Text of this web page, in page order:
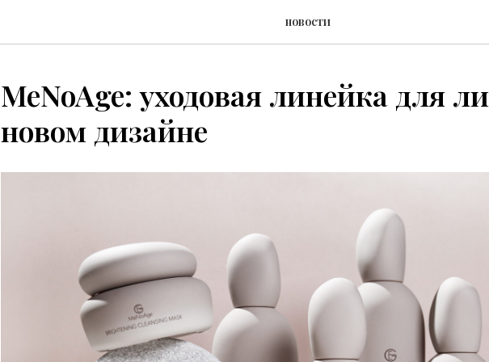
новости
MeNoAge: уходовая линейка для
новом дизайне